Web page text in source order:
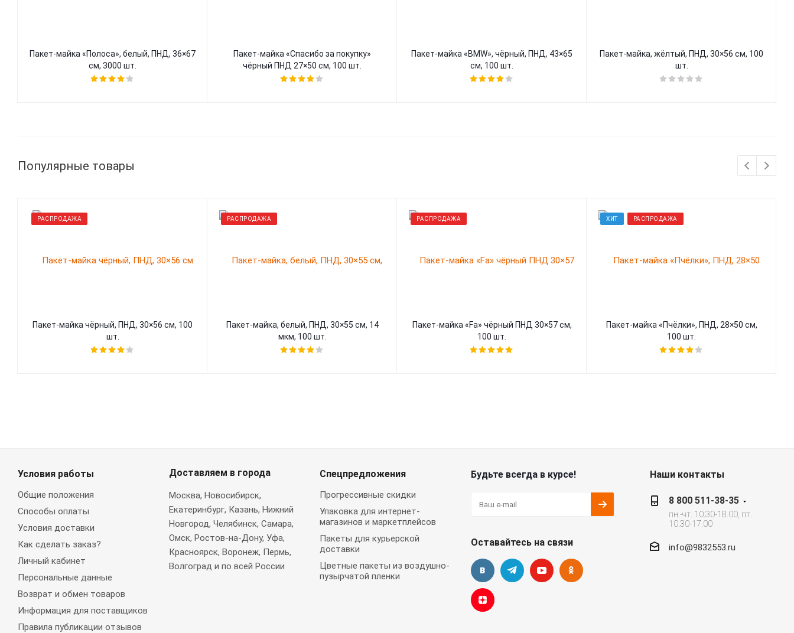
Пакет-майка «Полоса», белый, ПНД, 36×67
см, 3000 шт.
Пакет-майка «Спасибо за покупку»
чёрный ПНД 27×50 см, 100 шт.
Пакет-майка «BMW», чёрный, ПНД, 43×65
см, 100 шт.
Пакет-майка, жёлтый, ПНД, 30×56 см, 100
шт.
Популярные товары
РАСПРОДАЖА
Пакет-майка чёрный, ПНД, 30×56 см, 100
шт.
РАСПРОДАЖА
Пакет-майка, белый, ПНД, 30×55 см, 14
мкм, 100 шт.
РАСПРОДАЖА
Пакет-майка «Fa» чёрный ПНД 30×57 см,
100 шт.
ХИТ РАСПРОДАЖА
Пакет-майка «Пчёлки», ПНД, 28×50 см,
100 шт.
Условия работы
Общие положения
Способы оплаты
Условия доставки
Как сделать заказ?
Личный кабинет
Персональные данные
Возврат и обмен товаров
Информация для поставщиков
Правила публикации отзывов
Доставляем в города
Москва, Новосибирск,
Екатеринбург, Казань, Нижний
Новгород, Челябинск, Самара,
Омск, Ростов-на-Дону, Уфа,
Красноярск, Воронеж, Пермь,
Волгоград и по всей России
Спецпредложения
Прогрессивные скидки
Упаковка для интернет-
магазинов и маркетплейсов
Пакеты для курьерской
доставки
Цветные пакеты из воздушно-
пузырчатой пленки
Будьте всегда в курсе!
Оставайтесь на связи
Наши контакты
8 800 511-38-35
пн.-чт. 10.30-18.00, пт.
10.30-17.00
info@9832553.ru